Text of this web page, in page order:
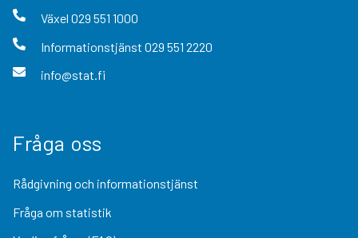
Växel 029 551 1000
Informationstjänst 029 551 2220
info@stat.fi
Fråga oss
Rådgivning och informationstjänst
Fråga om statistik